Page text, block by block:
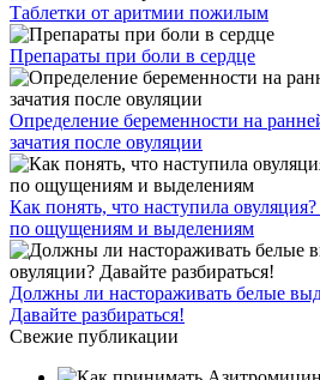
Таблетки от аритмии пожилым
Препараты при боли в сердце
Определение беременности на
зачатия после овуляции
Как понять, что наступила
по ощущениям и выделениям
Должны ли настораживать белые
Давайте разбираться!
Свежие публикации